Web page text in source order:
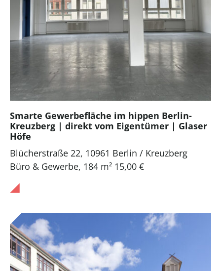
Smarte Gewerbefläche im hippen Berlin-
Kreuzberg | direkt vom Eigentümer | Glaser
Höfe
Blücherstraße 22, 10961 Berlin / Kreuzberg
Büro & Gewerbe, 184 m² 15,00 €